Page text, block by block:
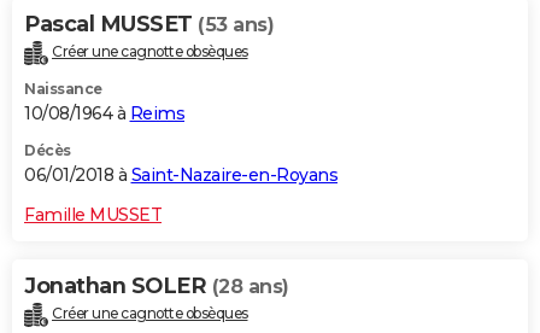
Pascal MUSSET (53 ans)
Créer une cagnotte obsèques
Naissance
10/08/1964 à Reims
Décès
06/01/2018 à Saint-Nazaire-en-Royans
Famille MUSSET
Jonathan SOLER (28 ans)
Créer une cagnotte obsèques